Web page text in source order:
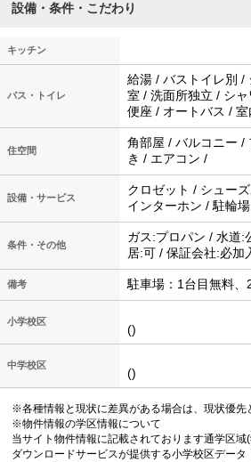
設備・条件・こだわり
キッチン
バス・トイレ
給湯 / バストイレ別 /
室 / 洗面所独立 / シ
便座 / オートバス /
住空間
角部屋 / バルコニー /
き / エアコン /
設備・サービス
クロゼット / シュー
インターホン / 駐輪
条件・その他
ガス:プロパン / 水道:
居:可 / 保証会社:必加
備考 駐車場：1台目無料、
小学校区
()
中学校区
()
※各種情報と現状に差異がある場合は、現状優先
※物件情報の学区情報について
当サイト物件情報に記載されております通学区
ダウンロードサービスが提供する小学校区デー